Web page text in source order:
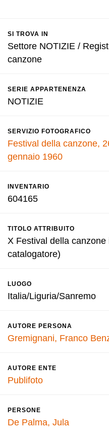
SI TROVA IN
Settore NOTIZIE /
canzone
SERIE APPARTENENZA
NOTIZIE
SERVIZIO FOTOGRAFICO
Festival della canzone,
gennaio 1960
INVENTARIO
604165
TITOLO ATTRIBUITO
X Festival della canzone
catalogatore)
LUOGO
Italia/Liguria/Sanremo
AUTORE PERSONA
Gremignani, Franco
AUTORE ENTE
Publifoto
PERSONE
De Palma, Jula